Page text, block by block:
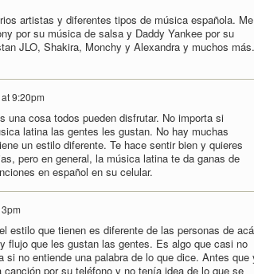
artistas y diferentes tipos de música española. Me
por su música de salsa y Daddy Yankee por su
JLO, Shakira, Monchy y Alexandra y muchos más.
9:20pm
cosa todos pueden disfrutar. No importa si
latina las gentes les gustan. No hay muchas
un estilo diferente. Te hace sentir bien y quieres
pero en general, la música latina te da ganas de
en español en su celular.
estilo que tienen es diferente de las personas de
flujo que les gustan las gentes. Es algo que casi no
no entiende una palabra de lo que dice. Antes que
por su teléfono y no tenía idea de lo que se